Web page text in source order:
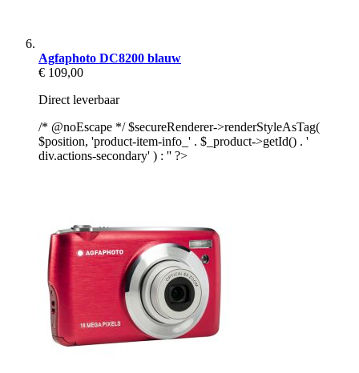
Agfaphoto DC8200 blauw
€ 109,00
Direct leverbaar
/* @noEscape */ $secureRenderer->renderStyleAsTag(
$position, 'product-item-info_' . $_product->getId() . '
div.actions-secondary' ) : '' ?>